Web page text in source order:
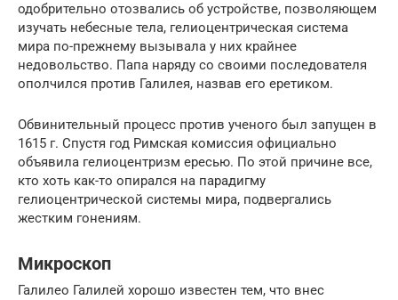
одобрительно отозвались об устройстве, позволяющем
изучать небесные тела, гелиоцентрическая система
мира по-прежнему вызывала у них крайнее
недовольство. Папа наряду со своими последователя
ополчился против Галилея, назвав его еретиком.
Обвинительный процесс против ученого был запущен в
1615 г. Спустя год Римская комиссия официально
объявила гелиоцентризм ересью. По этой причине все,
кто хоть как-то опирался на парадигму
гелиоцентрической системы мира, подвергались
жестким гонениям.
Микроскоп
Галилео Галилей хорошо известен тем, что внес